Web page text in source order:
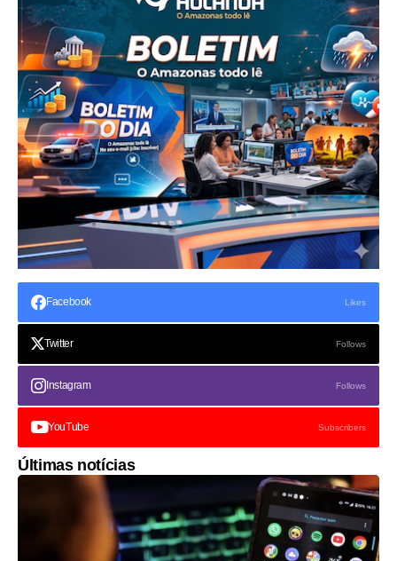
Facebook Likes
Twitter Follows
Instagram Follows
YouTube Subscribers
Últimas notícias